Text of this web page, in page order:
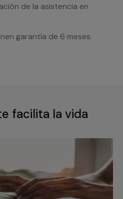
de la asistencia en
garantía de 6 meses.
facilita la vida